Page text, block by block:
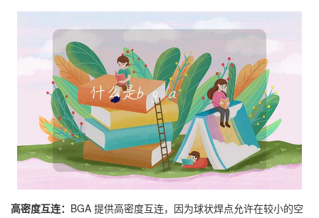
高密度互连： BGA 提供高密度互连，因为球状焊点允许在较小的空